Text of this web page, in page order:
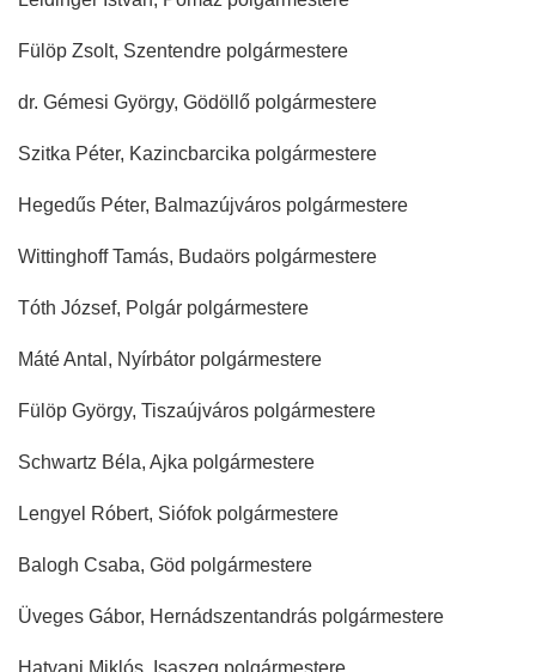
Fülöp Zsolt, Szentendre polgármestere
dr. Gémesi György, Gödöllő polgármestere
Szitka Péter, Kazincbarcika polgármestere
Hegedűs Péter, Balmazújváros polgármestere
Wittinghoff Tamás, Budaörs polgármestere
Tóth József, Polgár polgármestere
Máté Antal, Nyírbátor polgármestere
Fülöp György, Tiszaújváros polgármestere
Schwartz Béla, Ajka polgármestere
Lengyel Róbert, Siófok polgármestere
Balogh Csaba, Göd polgármestere
Üveges Gábor, Hernádszentandrás polgármestere
Hatvani Miklós, Isaszeg polgármestere